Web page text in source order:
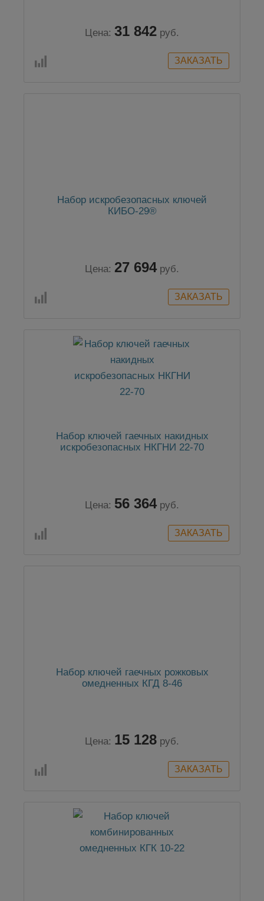
Цена: 31 842 руб.
Набор искробезопасных ключей
КИБО-29®
Цена: 27 694 руб.
Набор ключей гаечных накидных
искробезопасных НКГНИ 22-70
Цена: 56 364 руб.
Набор ключей гаечных рожковых
омедненных КГД 8-46
Цена: 15 128 руб.